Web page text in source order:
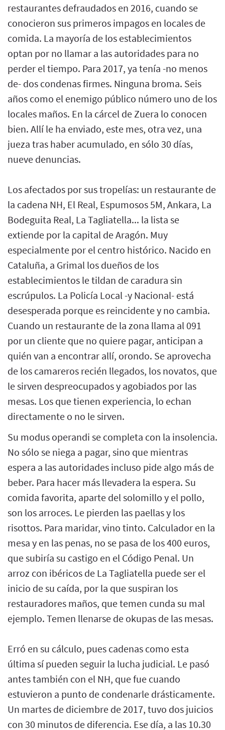
restaurantes defraudados en 2016, cuando se
conocieron sus primeros impagos en locales de
comida. La mayoría de los establecimientos
optan por no llamar a las autoridades para no
perder el tiempo. Para 2017, ya tenía -no menos
de- dos condenas firmes. Ninguna broma. Seis
años como el enemigo público número uno de los
locales maños. En la cárcel de Zuera lo conocen
bien. Allí le ha enviado, este mes, otra vez, una
jueza tras haber acumulado, en sólo 30 días,
nueve denuncias.
Los afectados por sus tropelías: un restaurante de
la cadena NH, El Real, Espumosos 5M, Ankara, La
Bodeguita Real, La Tagliatella... la lista se
extiende por la capital de Aragón. Muy
especialmente por el centro histórico. Nacido en
Cataluña, a Grimal los dueños de los
establecimientos le tildan de caradura sin
escrúpulos. La Policía Local -y Nacional- está
desesperada porque es reincidente y no cambia.
Cuando un restaurante de la zona llama al 091
por un cliente que no quiere pagar, anticipan a
quién van a encontrar allí, orondo. Se aprovecha
de los camareros recién llegados, los novatos, que
le sirven despreocupados y agobiados por las
mesas. Los que tienen experiencia, lo echan
directamente o no le sirven.
Su modus operandi se completa con la insolencia.
No sólo se niega a pagar, sino que mientras
espera a las autoridades incluso pide algo más de
beber. Para hacer más llevadera la espera. Su
comida favorita, aparte del solomillo y el pollo,
son los arroces. Le pierden las paellas y los
risottos. Para maridar, vino tinto. Calculador en la
mesa y en las penas, no se pasa de los 400 euros,
que subiría su castigo en el Código Penal. Un
arroz con ibéricos de La Tagliatella puede ser el
inicio de su caída, por la que suspiran los
restauradores maños, que temen cunda su mal
ejemplo. Temen llenarse de okupas de las mesas.
Erró en su cálculo, pues cadenas como esta
última sí pueden seguir la lucha judicial. Le pasó
antes también con el NH, que fue cuando
estuvieron a punto de condenarle drásticamente.
Un martes de diciembre de 2017, tuvo dos juicios
con 30 minutos de diferencia. Ese día, a las 10.30